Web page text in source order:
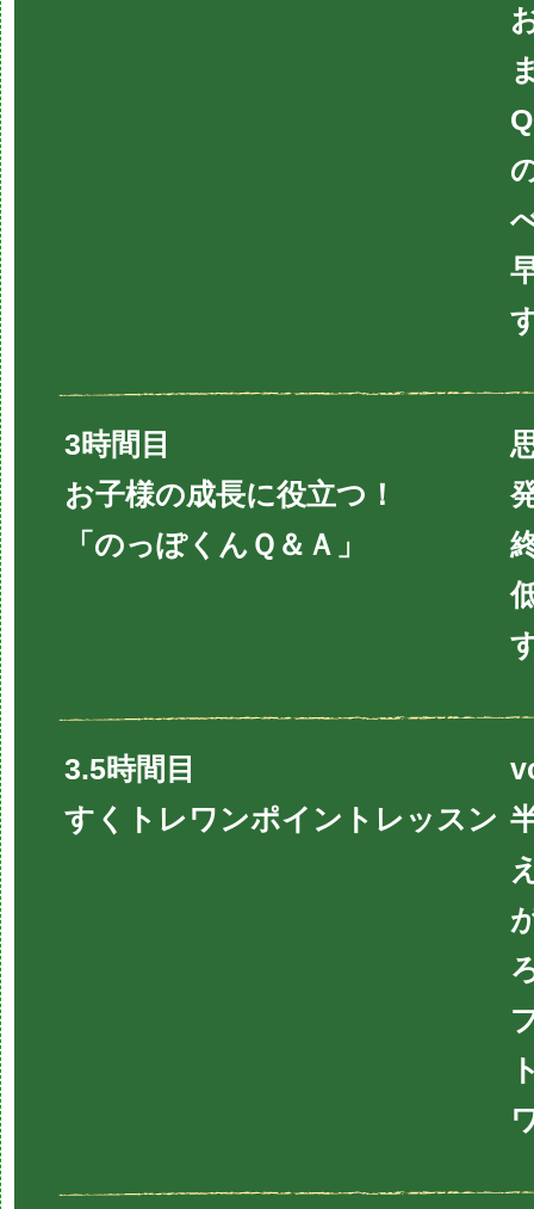
3時間目
お子様の成長に役立つ！
「のっぽくんＱ＆Ａ」
3.5時間目
すくトレワンポイントレッスン